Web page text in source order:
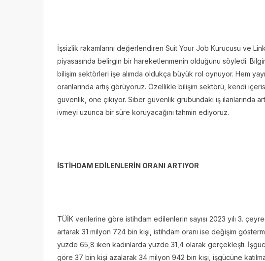
İşsizlik rakamlarını değerlendiren Suit Your Job Kurucusu ve
piyasasında belirgin bir hareketlenmenin olduğunu söyledi.
bilişim sektörleri işe alımda oldukça büyük rol oynuyor. Hem
oranlarında artış görüyoruz. Özellikle bilişim sektörü, kendi
güvenlik, öne çıkıyor. Siber güvenlik grubundaki iş ilanlarında
ivmeyi uzunca bir süre koruyacağını tahmin ediyoruz.
İSTİHDAM EDİLENLERİN ORANI ARTIYOR
TÜİK verilerine göre istihdam edilenlerin sayısı 2023 yılı 3.
artarak 31 milyon 724 bin kişi, istihdam oranı ise değişim
yüzde 65,8 iken kadınlarda yüzde 31,4 olarak gerçekleşti.
göre 37 bin kişi azalarak 34 milyon 942 bin kişi, işgücüne